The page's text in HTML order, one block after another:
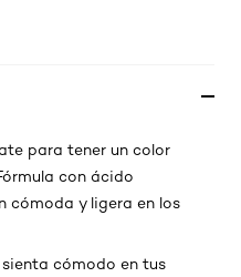
para tener un color
con ácido
cómoda y ligera en los
cómodo en tus